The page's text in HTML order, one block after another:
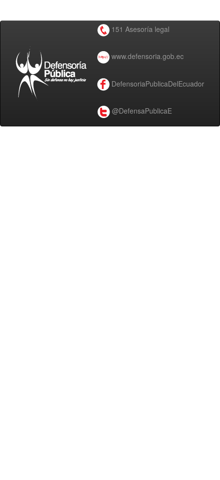
151 Asesoría legal
www.defensoria.gob.ec
DefensoriaPublicaDelEcuador
@DefensaPublicaE